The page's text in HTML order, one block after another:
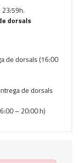
23:59h.
dorsals
de dorsals (16:00
de dorsals
– 20:00 h)